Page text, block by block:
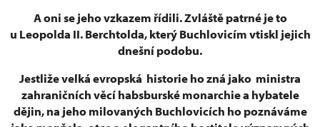
A oni se jeho vzkazem řídili. Zvláště patrné je to
u Leopolda II. Berchtolda, který Buchlovicím vtiskl jejich
dnešní podobu.
Jestliže velká evropská historie ho zná jako ministra
zahraničních věcí habsburské monarchie a hybatele
dějin, na jeho milovaných Buchlovicích ho poznáváme